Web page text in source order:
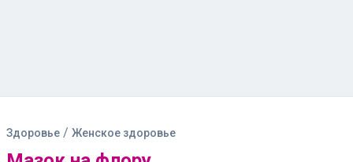
Здоровье / Женское здоровье